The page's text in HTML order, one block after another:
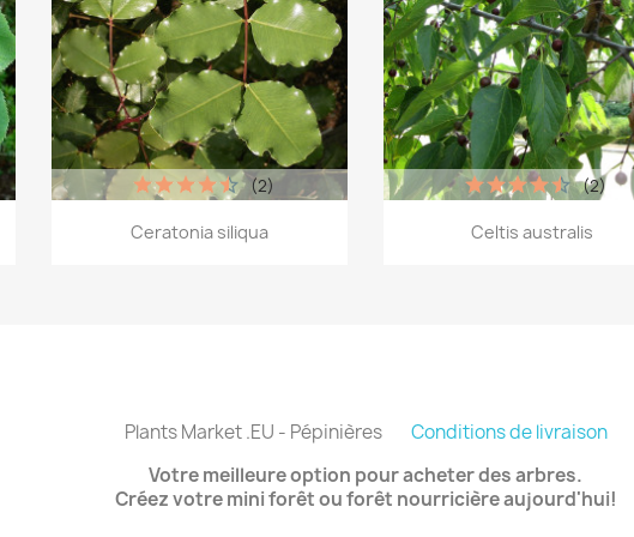
Aperçu rapide
Ceratonia siliqua
(2)
Aperçu rapide
Celtis australis
(2)
Plants Market .EU - Pépinières Conditions de livraison
Votre meilleure option pour acheter des arbres.
Créez votre mini forêt ou forêt nourricière aujourd'hui!